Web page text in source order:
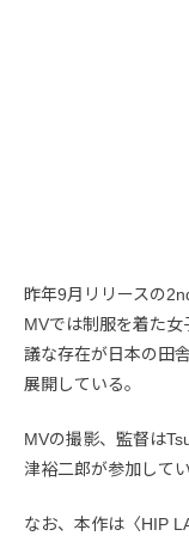
昨年9月リリースの
MVでは制服を着た
議な存在が日本の田
展開している。
MVの撮影、監督は
津裕二郎が参加してい
なお、本作は〈HIP